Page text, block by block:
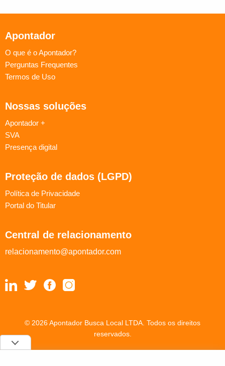
Apontador
O que é o Apontador?
Perguntas Frequentes
Termos de Uso
Nossas soluções
Apontador +
SVA
Presença digital
Proteção de dados (LGPD)
Política de Privacidade
Portal do Titular
Central de relacionamento
relacionamento@apontador.com
© 2026 Apontador Busca Local LTDA. Todos os direitos
reservados.